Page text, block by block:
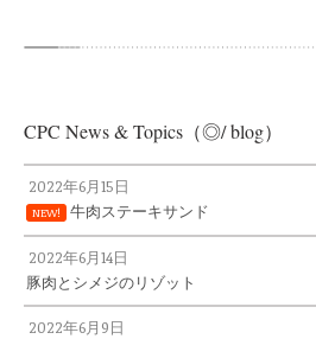
CPC News & Topics（◎/ blog）
2022年6月15日
NEW! 牛肉ステーキサンド
2022年6月14日
豚肉とシメジのリゾット
2022年6月9日